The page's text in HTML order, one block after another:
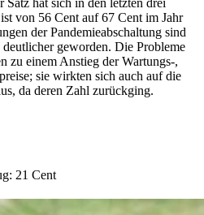
hat sich in den letzten drei
von 56 Cent auf 67 Cent im Jahr
der Pandemieabschaltung sind
geworden. Die Probleme
zu einem Anstieg der Wartungs-,
sie wirkten sich auch auf die
da deren Zahl zurückging.
21 Cent